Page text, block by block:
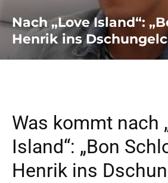
Nach „Love Island“:
Henrik ins
Was kommt nach
Island“: „Bon
Henrik ins